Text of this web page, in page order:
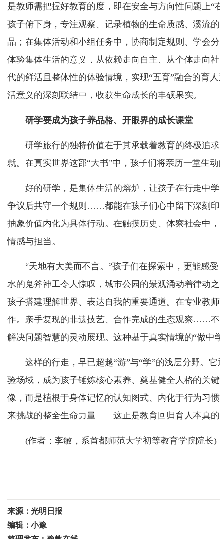
是教师需把握好教育的度，即在安全与方向性问题上
孩子俯下身，专注观察、记录植物的生命质感、溪流
品；在集体活动和小组任务中，协商制定规则、学会
体验集体生活的意义，从依赖走向自主、从个体走向
代的鲜活且整体性的体验情境，实现“五育”融合的育
活意义的深刻联结中，收获生命成长的丰硕果实。
研学要成为孩子养品格、开眼界的成长课堂
研学旅行的独特价值在于其承载着教育的终极追
就。在真实世界这部“大书”中，孩子们将亲历一堂生
好的研学，是集体生活的熔炉，让孩子在行走中学
争议后共守一个规则……都能在孩子们心中留下深刻
抽象价值内化为具体行动。在触摸历史、体察社会中
情感与担当。
“天地有大美而不言。”孩子们在探索中，更能感受
水的鬼斧神工令人惊叹，城市公园的景观涌动着律动
孩子搭建理解世界、表达自我的重要通道。在专业教
作。亲手复现的非遗技艺、合作完成的生态观察……
解决问题智慧的灵动展现。这种基于真实情境的“做
这样的行走，早已超越“游”与“学”的浅层分野。它
验场域，成为孩子锤炼核心素养、奠基健全人格的关
像，而是植根于身体记忆的认知图式、内化于行为习
来挑战的整全生命力量——这正是教育回归育人本真
(作者：李敏，系首都师范大学初等教育学院院长)
来源：光明日报
编辑：小豫